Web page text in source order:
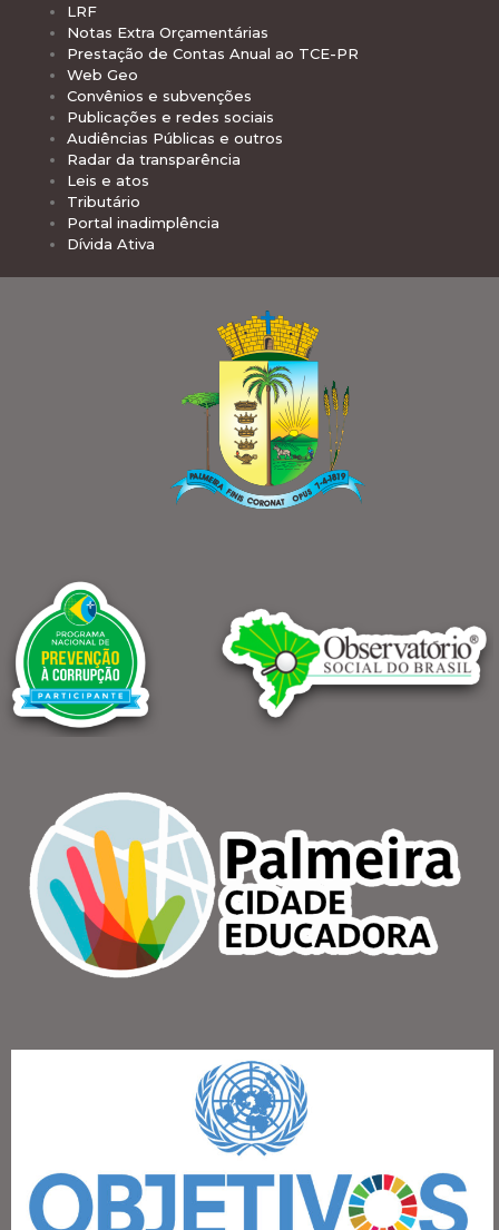
LRF
Notas Extra Orçamentárias
Prestação de Contas Anual ao TCE-PR
Web Geo
Convênios e subvenções
Publicações e redes sociais
Audiências Públicas e outros
Radar da transparência
Leis e atos
Tributário
Portal inadimplência
Dívida Ativa